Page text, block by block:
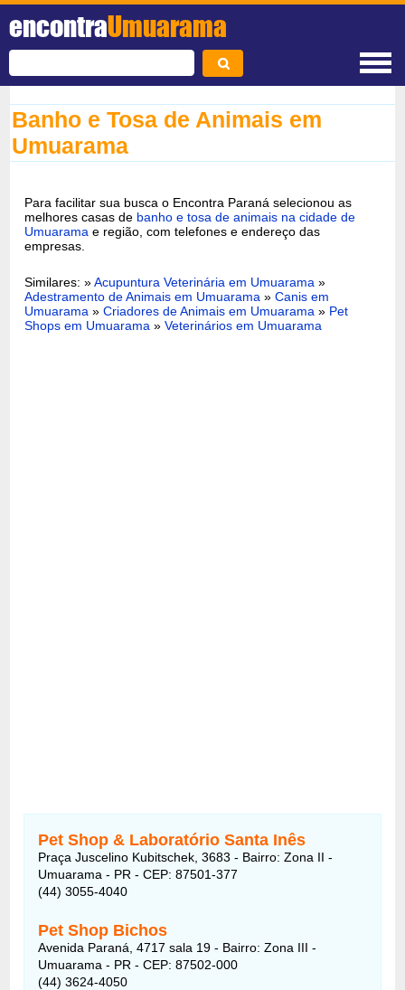
encontraUmuarama
Banho e Tosa de Animais em
Umuarama
Para facilitar sua busca o Encontra Paraná selecionou as
melhores casas de banho e tosa de animais na cidade de
Umuarama e região, com telefones e endereço das
empresas.
Similares: »Acupuntura Veterinária em Umuarama »
Adestramento de Animais em Umuarama »Canis em
Umuarama »Criadores de Animais em Umuarama » Pet
Shops em Umuarama »Veterinários em Umuarama
Pet Shop & Laboratório Santa Inês
Praça Juscelino Kubitschek, 3683 - Bairro: Zona II -
Umuarama - PR - CEP: 87501-377
(44) 3055-4040
Pet Shop Bichos
Avenida Paraná, 4717 sala 19 - Bairro: Zona III -
Umuarama - PR - CEP: 87502-000
(44) 3624-4050